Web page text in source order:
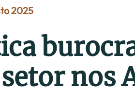
2025
nos